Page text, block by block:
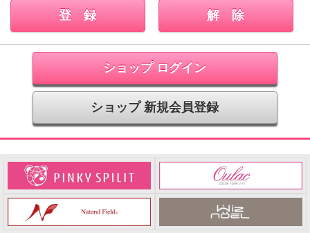
ショップ ログイン
ショップ 新規会員登録